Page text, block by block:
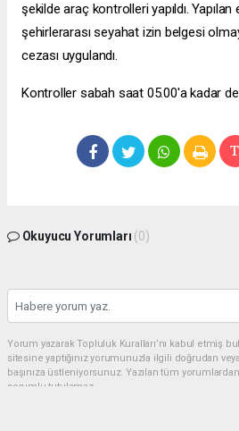
şekilde araç kontrolleri yapıldı. Yapılan
şehirlerarası seyahat izin belgesi
cezası uygulandı.
Kontroller sabah saat 05.00'a kadar
Okuyucu Yorumları (0)
Yorum yazarak Topluluk Kuralları’nı kabul etmiş
sitesine yaptığınız yorumunuzla ilgili doğrudan
başınıza üstleniyorsunuz. Yazılan tüm
sorumlu tutulamaz.